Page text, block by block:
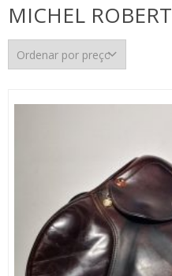
MICHEL ROBERT